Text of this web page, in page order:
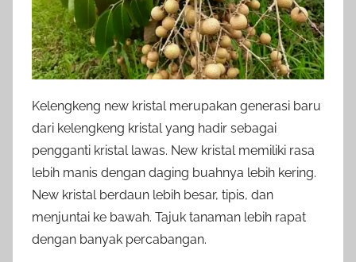
Kelengkeng new kristal merupakan generasi baru
dari kelengkeng kristal yang hadir sebagai
pengganti kristal lawas. New kristal memiliki rasa
lebih manis dengan daging buahnya lebih kering.
New kristal berdaun lebih besar, tipis, dan
menjuntai ke bawah. Tajuk tanaman lebih rapat
dengan banyak percabangan.